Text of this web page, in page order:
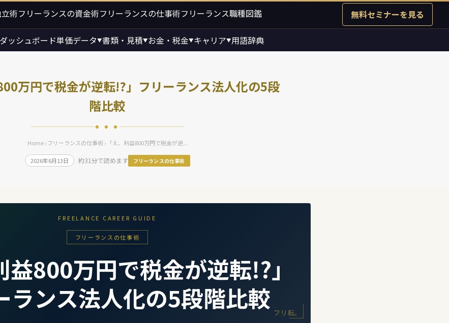
術フリーランスの資金術フリーランスの仕事術フリーランス職種図鑑 無料セミナーを見る
ダッシュボード単価データ▼書類・見積▼お金・税金▼キャリア▼用語辞典
万円で税金が逆転!?」フリーランス法人化の5段
階比較
◆ ◆ ◆
Home›フリーランスの仕事術› 「え、利益800万円で税金が逆...
2026年6月13日 約31分で読めます フリーランスの仕事術
FREELANCE CAREER GUIDE
フリーランスの仕事術
益800万円で税金が逆転!?」
ランス法人化の5段階比較 フリ転。